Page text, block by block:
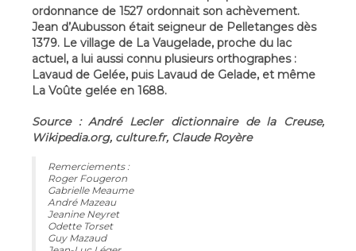
ordonnance de 1527 ordonnait son achèvement.
Jean d’Aubusson était seigneur de Pelletanges dès
1379. Le village de La Vaugelade, proche du lac
actuel, a lui aussi connu plusieurs orthographes :
Lavaud de Gelée, puis Lavaud de Gelade, et même
La Voûte gelée en 1688.
Source : André Lecler dictionnaire de la Creuse,
Wikipedia.org, culture.fr, Claude Royère
Remerciements :
Roger Fougeron
Gabrielle Meaume
André Mazeau
Jeanine Neyret
Odette Torset
Guy Mazaud